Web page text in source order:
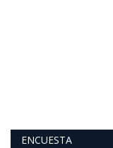
ENCUESTA